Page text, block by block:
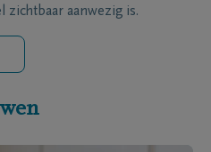
zichtbaar aanwezig is.